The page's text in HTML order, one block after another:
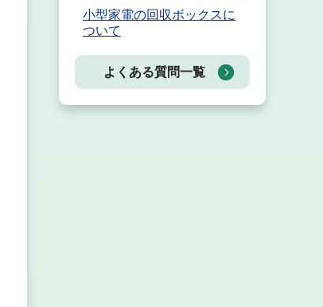
小型家電の回収ボックスに
ついて
よくある質問一覧